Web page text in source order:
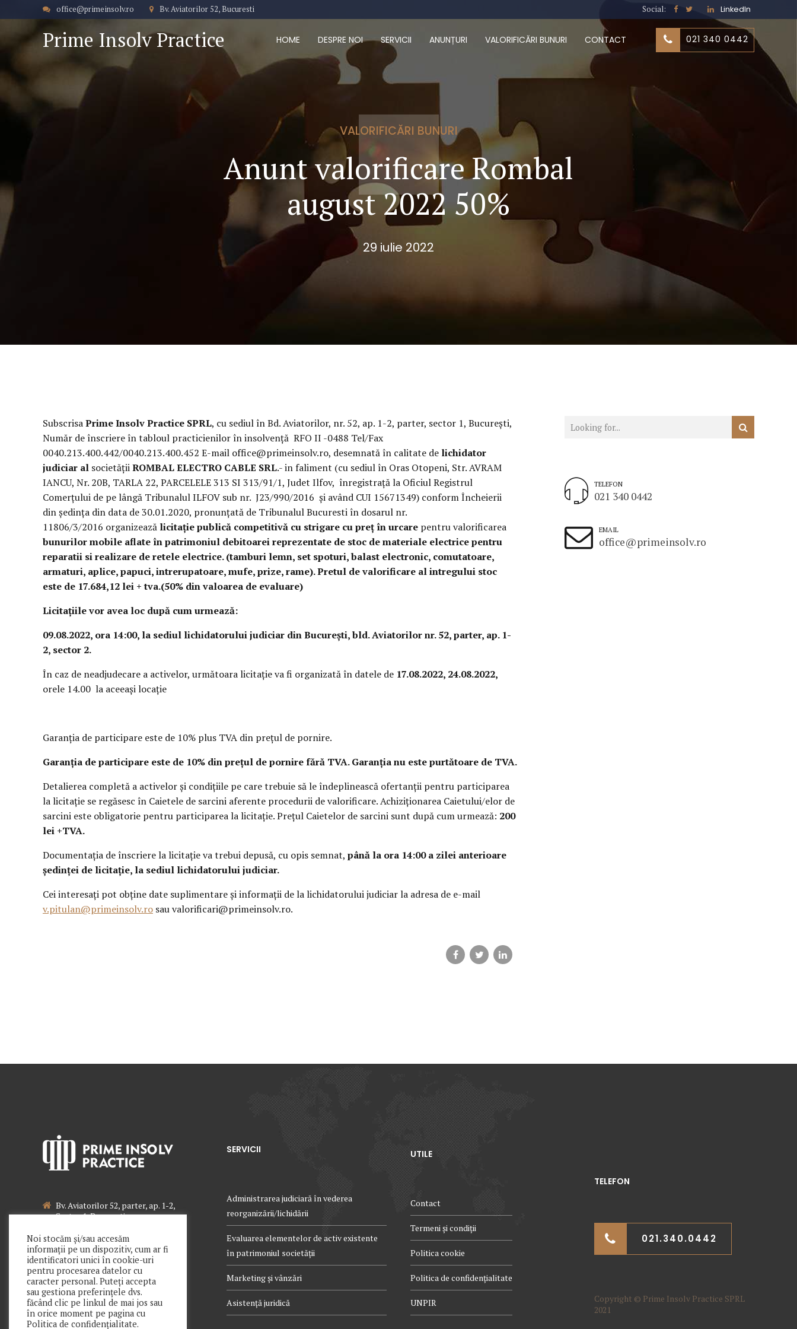
office@primeinsolv.ro Bv. Aviatorilor 52, Bucuresti Social: LinkedIn
Prime Insolv Practice 021 340 0442
HOME DESPRE NOI SERVICII ANUNȚURI VALORIFICĂRI BUNURI CONTACT
VALORIFICĂRI BUNURI
Anunt valorificare Rombal
august 2022 50%
29 iulie 2022
SubscrisaPrime Insolv Practice SPRL, cu sediul în Bd. Aviatorilor, nr. 52, ap. 1-2, parter, sector 1, București,
Număr de înscriere în tabloul practicienilor în insolvenţă RFO II -0488 Tel/Fax
0040.213.400.442/0040.213.400.452 E-mail office@primeinsolv.ro, desemnată în calitate de lichidator
judiciar al societățiiROMBAL ELECTRO CABLE SRL.- in faliment (cu sediul în Oras Otopeni, Str. AVRAM
IANCU, Nr. 20B, TARLA 22, PARCELELE 313 SI 313/91/1, Judet Ilfov, înregistrață la Oficiul Registrul
Comerțului de pe lângă Tribunalul ILFOV sub nr. J23/990/2016 și având CUI 15671349) conform Încheierii
din şedința din data de 30.01.2020, pronunțată de Tribunalul Bucuresti în dosarul nr.
11806/3/2016 organizează licitație publică competitivă cu strigare cu preț în urcare pentru valorificarea
bunurilor mobile aflate în patrimoniul debitoarei reprezentate de stoc de materiale electrice pentru
reparatii si realizare de retele electrice. (tamburi lemn, set spoturi, balast electronic, comutatoare,
armaturi, aplice, papuci, intrerupatoare, mufe, prize, rame). Pretul de valorificare al intregului stoc
este de 17.684,12 lei + tva.(50% din valoarea de evaluare)
Licitațiile vor avea loc după cum urmează:
09.08.2022, ora 14:00, la sediul lichidatorului judiciar din București, bld. Aviatorilor nr. 52, parter, ap. 1-
2, sector 2.
În caz de neadjudecare a activelor, următoara licitaţie va fi organizată în datele de 17.08.2022, 24.08.2022,
orele 14.00 la aceeași locație
Garanţia de participare este de 10% plus TVA din preţul de pornire.
Garanția de participare este de 10% din prețul de pornire fără TVA. Garanția nu este purtătoare de TVA.
Detalierea completă a activelor şi condiţiile pe care trebuie să le îndeplinească ofertanţii pentru participarea
la licitaţie se regăsesc în Caietele de sarcini aferente procedurii de valorificare. Achiziţionarea Caietului/elor de
sarcini este obligatorie pentru participarea la licitație. Preţul Caietelor de sarcini sunt după cum urmează: 200
lei +TVA.
Documentaţia de înscriere la licitaţie va trebui depusă, cu opis semnat, până la ora 14:00 a zilei anterioare
ședinței de licitație, la sediul lichidatorului judiciar.
Cei interesaţi pot obţine date suplimentare şi informaţii de la lichidatorului judiciar la adresa de e-mail
v.pitulan@primeinsolv.ro sau valorificari@primeinsolv.ro.
TELEFON
021 340 0442
EMAIL
office@primeinsolv.ro
Bv. Aviatorilor 52, parter, ap. 1-2,
Sector 1, Bucuresti
021 340 0442
office@primeinsolv.ro
Follow us:
SERVICII
Administrarea judiciară în vederea
reorganizării/lichidării
Evaluarea elementelor de activ existente
în patrimoniul societății
Marketing și vânzări
Asistență juridică
UTILE
Contact
Termeni și condiții
Politica cookie
Politica de confidențialitate
UNPIR
TELEFON
021.340.0442
Copyright © Prime Insolv Practice SPRL
2021
Noi stocăm și/sau accesăm
informații pe un dispozitiv, cum ar fi
identificatori unici în cookie-uri
pentru procesarea datelor cu
caracter personal. Puteți accepta
sau gestiona preferințele dvs.
făcând clic pe linkul de mai jos sau
în orice moment pe pagina cu
Politica de confidențialitate.